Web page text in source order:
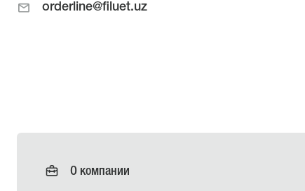
orderline@filuet.uz
О компании